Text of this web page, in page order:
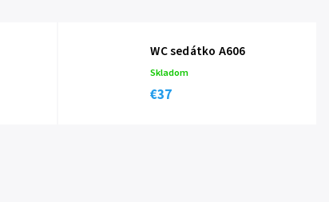
WC sedátko A606
Skladom
€37